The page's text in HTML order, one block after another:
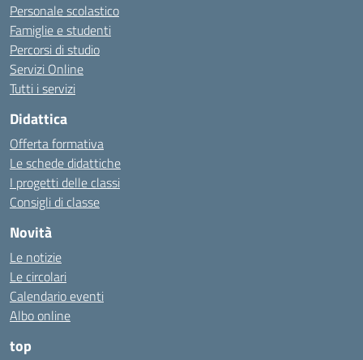
Personale scolastico
Famiglie e studenti
Percorsi di studio
Servizi Online
Tutti i servizi
Didattica
Offerta formativa
Le schede didattiche
I progetti delle classi
Consigli di classe
Novità
Le notizie
Le circolari
Calendario eventi
Albo online
top